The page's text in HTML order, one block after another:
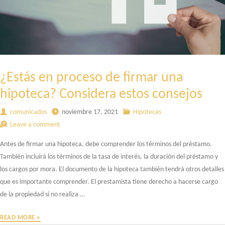
¿Estás en proceso de firmar una
hipoteca? Considera estos consejos
comunicados noviembre 17, 2021
Hipotecas
Leave a comment
Antes de firmar una hipoteca, debe comprender los términos del préstamo.
También incluirá los términos de la tasa de interés, la duración del préstamo y
los cargos por mora. El documento de la hipoteca también tendrá otros detalles
que es importante comprender. El prestamista tiene derecho a hacerse cargo
de la propiedad si no realiza …
¿ESTÁS
READ MORE »